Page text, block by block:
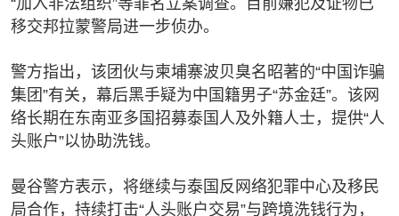
“加入非法组织”等罪名立案调查。目前嫌犯及证物已
移交邦拉蒙警局进一步侦办。
警方指出，该团伙与柬埔寨波贝臭名昭著的“中国诈骗
集团”有关，幕后黑手疑为中国籍男子“苏金廷”。该网
络长期在东南亚多国招募泰国人及外籍人士，提供“人
头账户”以协助洗钱。
曼谷警方表示，将继续与泰国反网络犯罪中心及移民
局合作，持续打击“人头账户交易”与跨境洗钱行为，